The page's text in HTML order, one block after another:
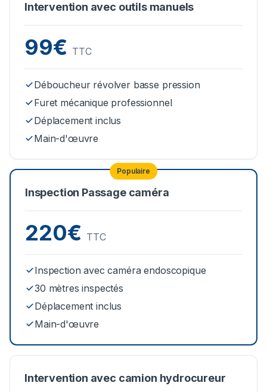
Intervention avec outils manuels
99€ TTC
Déboucheur révolver basse pression
Furet mécanique professionnel
Déplacement inclus
Main-d'œuvre
Populaire
Inspection Passage caméra
220€ TTC
Inspection avec caméra endoscopique
30 mètres inspectés
Déplacement inclus
Main-d'œuvre
Intervention avec camion hydrocureur